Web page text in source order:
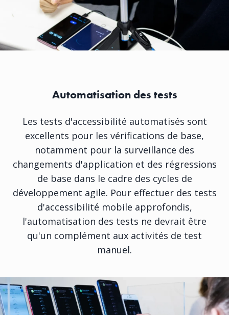
Automatisation des tests
Les tests d'accessibilité automatisés sont
excellents pour les vérifications de base,
notamment pour la surveillance des
changements d'application et des régressions
de base dans le cadre des cycles de
développement agile. Pour effectuer des tests
d'accessibilité mobile approfondis,
l'automatisation des tests ne devrait être
qu'un complément aux activités de test
manuel.